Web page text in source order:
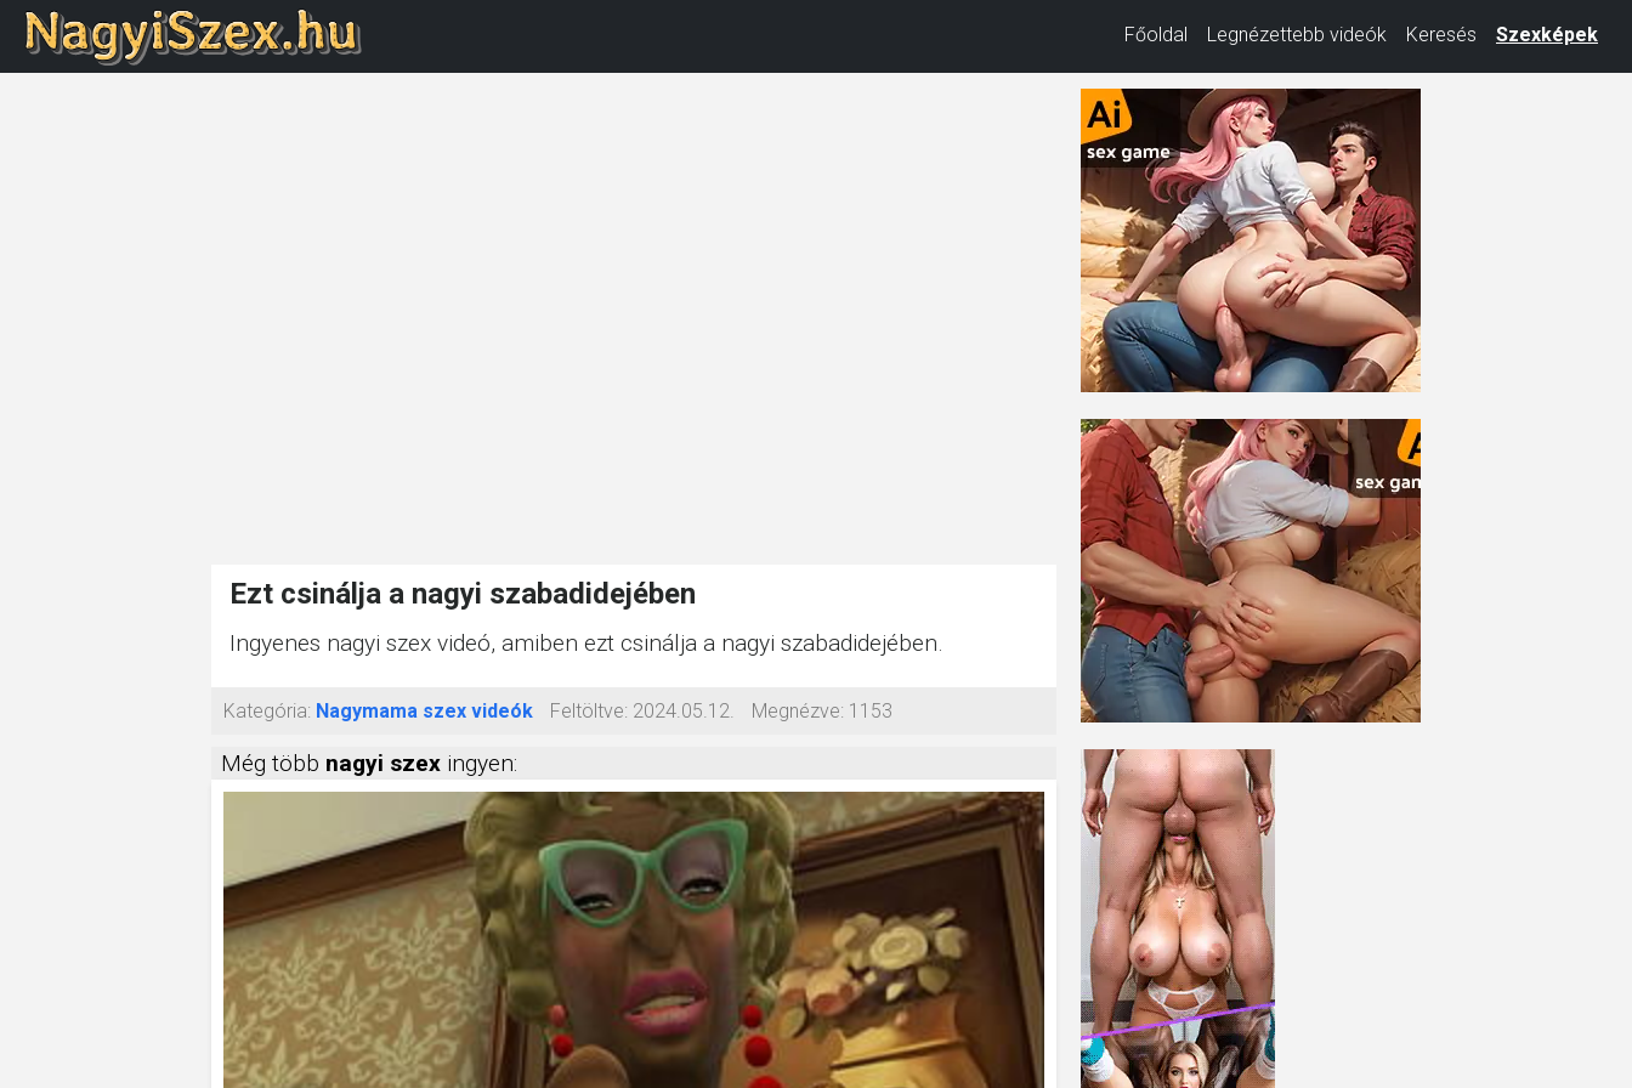
Főoldal Legnézettebb videók Keresés Szexképek
Ezt csinálja a nagyi szabadidejében
Ingyenes nagyi szex videó, amiben ezt csinálja a nagyi szabadidejében.
Kategória: Nagymama szex videók Feltöltve: 2024.05.12. Megnézve: 1153
Még több nagyi szex ingyen: